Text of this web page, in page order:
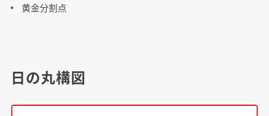
黄金分割点
日の丸構図